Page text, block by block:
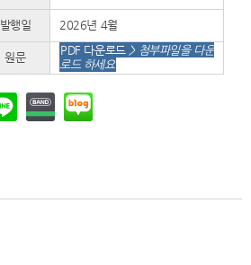
발행일 2026년 4월
원문
PDF 다운로드 > 첨부파일을 다운
로드 하세요